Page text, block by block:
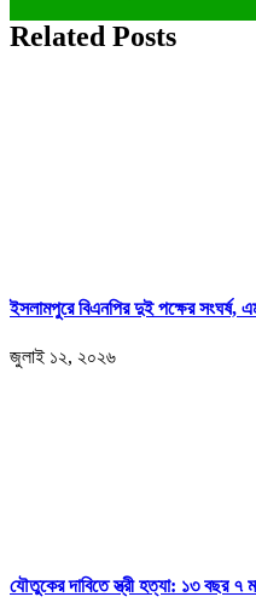
Related Posts
ইসলামপুরে বিএনপির দুই পক্ষের সংঘর্ষ,
জুলাই ১২, ২০২৬
যৌতুকের দাবিতে স্ত্রী হত্যা: ১৩ বছর ৭